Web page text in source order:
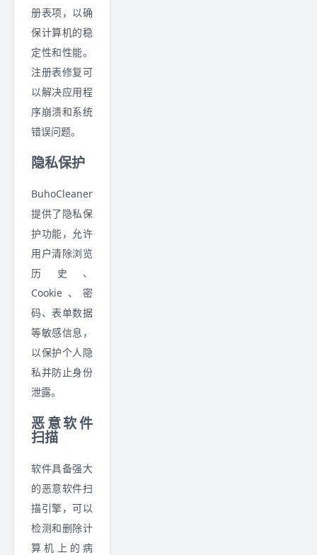
册表项，以确
保计算机的稳
定性和性能。
注册表修复可
以解决应用程
序崩溃和系统
错误问题。
隐私保护
BuhoCleaner
提供了隐私保
护功能，允许
用户清除浏览
历史、
Cookie、密
码、表单数据
等敏感信息，
以保护个人隐
私并防止身份
泄露。
恶意软件
扫描
软件具备强大
的恶意软件扫
描引擎，可以
检测和删除计
算机上的病